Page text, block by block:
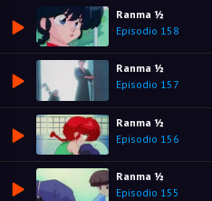
Ranma ½
Episodio 158
Ranma ½
Episodio 157
Ranma ½
Episodio 156
Ranma ½
Episodio 155